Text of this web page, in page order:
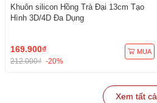
Khuôn silicon Hồng Trà Đại 13cm Tạo
Hình 3D/4D Đa Dụng
169.900₫
212.000₫ -20%
MUA
Xem tất cả